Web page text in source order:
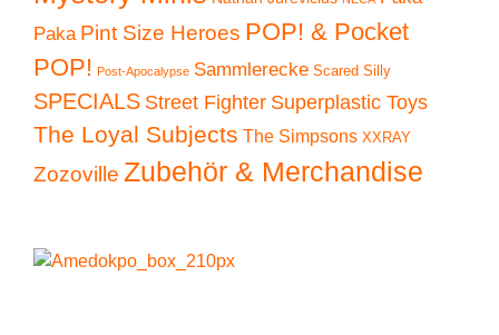
Paka Pint Size Heroes POP! & Pocket
POP! Post-Apocalypse Sammlerecke Scared Silly
SPECIALS Street Fighter Superplastic Toys
The Loyal Subjects The Simpsons XXRAY
Zozoville Zubehör & Merchandise